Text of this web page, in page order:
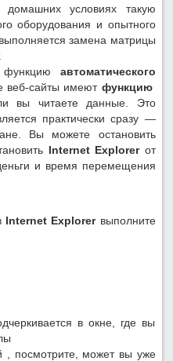
условиях такую
оборудования и опытного
замена матрицы
автоматического
веб-сайты имеют функцию
вы читаете данные. Это
практически сразу —
Вы можете остановить
Internet Explorerот
и время перемещения
Internet Explorer выполните
в окне, где вы
, посмотрите, может вы уже